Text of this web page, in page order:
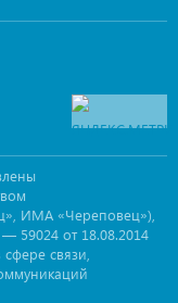
ИМА «Череповец»),
59024 от 18.08.2014
связи,